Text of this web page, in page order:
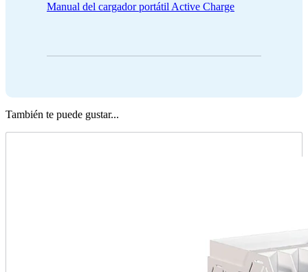
Manual del cargador portátil Active Charge
También te puede gustar...